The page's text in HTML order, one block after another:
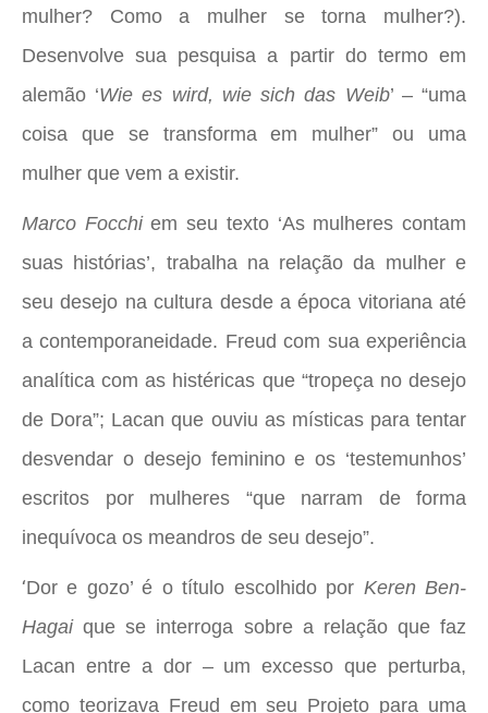
mulher? Como a mulher se torna mulher?).
Desenvolve sua pesquisa a partir do termo em
alemão ‘Wie es wird, wie sich das Weib’ – “uma
coisa que se transforma em mulher” ou uma
mulher que vem a existir.
Marco Focchiem seu texto ‘As mulheres contam
suas histórias’, trabalha na relação da mulher e
seu desejo na cultura desde a época vitoriana até
a contemporaneidade. Freud com sua experiência
analítica com as histéricas que “tropeça no desejo
de Dora”; Lacan que ouviu as místicas para tentar
desvendar o desejo feminino e os ‘testemunhos’
escritos por mulheres “que narram de forma
inequívoca os meandros de seu desejo”.
‘Dor e gozo’ é o título escolhido por Keren Ben-
Hagaique se interroga sobre a relação que faz
Lacan entre a dor – um excesso que perturba,
como teorizava Freud em seu Projeto para uma